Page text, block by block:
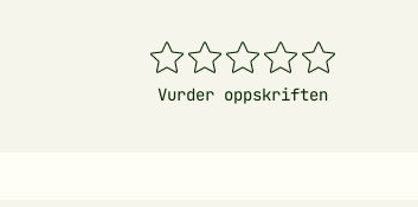
1
stjerner
2
stjerner
3
stjerner
4
stjerner
5
stjerner
Vurder oppskriften